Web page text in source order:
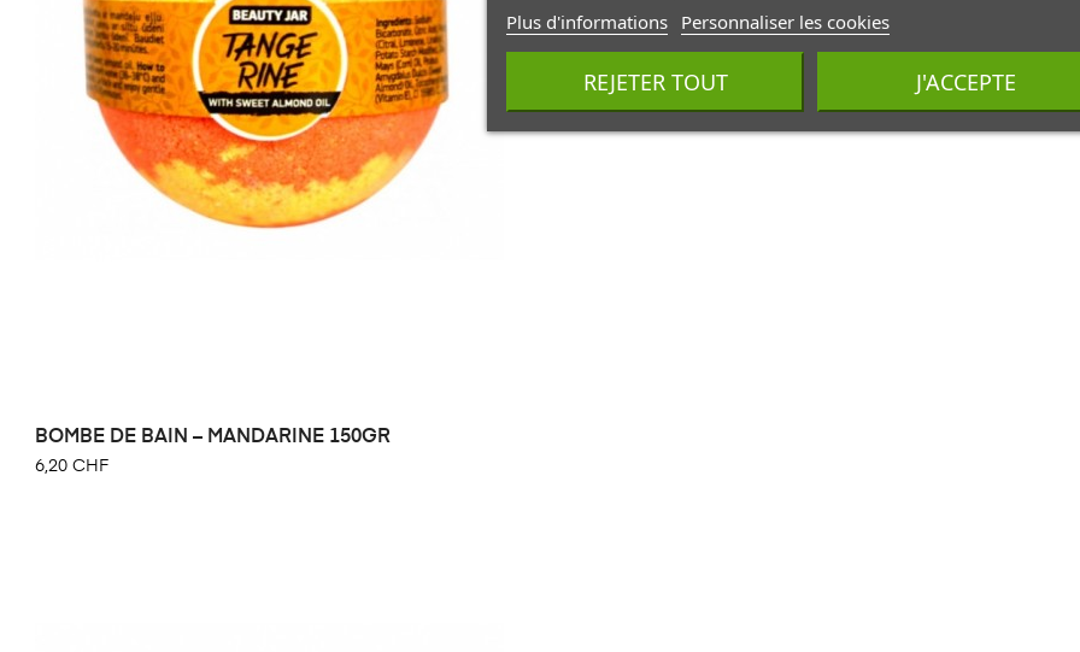
BOMBE DE BAIN – MANDARINE 150GR
6,20 CHF
Plus d'informations Personnaliser les cookies
REJETER TOUT J'ACCEPTE